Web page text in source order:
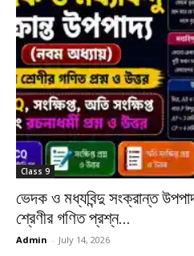
Class 9
ভেদক ও মধ্যবিন্দু সংক্রান্ত
শ্রেণীর গণিত প্রশ্ন...
Admin - July 14, 2026